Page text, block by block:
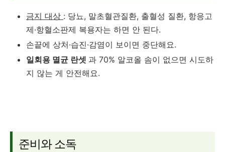
금지 대상 : 당뇨, 말초혈관질환, 출혈성 질환, 항응고
제·항혈소판제 복용자는 하면 안 된다.
손끝에 상처·습진·감염이 보이면 중단해요.
일회용 멸균 란셋 과 70% 알코올 솜이 없으면 시도하
지 않는 게 안전해요.
준비와 소독